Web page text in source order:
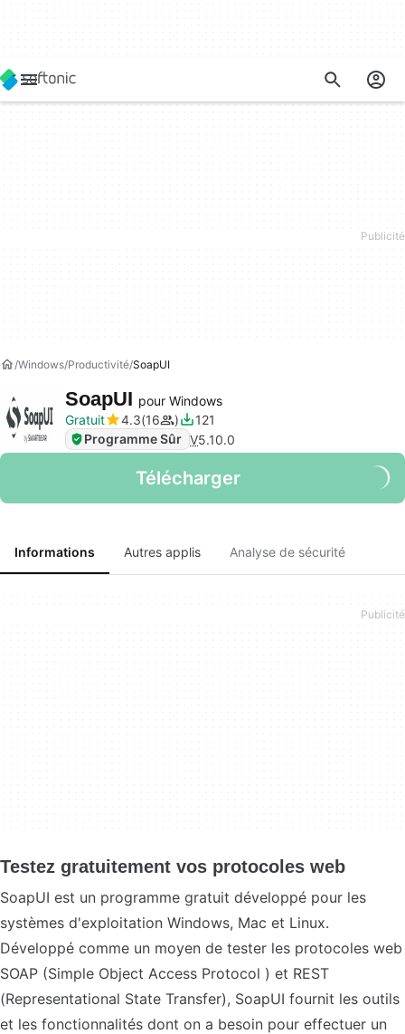
Windows Productivité SoapUI
SoapUI pour Windows
Gratuit
4.3 16
121
Programme Sûr V5.10.0
Télécharger
Informations Autres applis Analyse de sécurité
Testez gratuitement vos protocoles web
SoapUI est un programme gratuit développé pour les
systèmes d'exploitation Windows, Mac et Linux.
Développé comme un moyen de tester les protocoles web
SOAP (Simple Object Access Protocol ) et REST
(Representational State Transfer), SoapUI fournit les outils
et les fonctionnalités dont on a besoin pour effectuer un